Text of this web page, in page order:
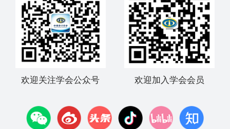
欢迎关注学会公众号 欢迎加入学会会员